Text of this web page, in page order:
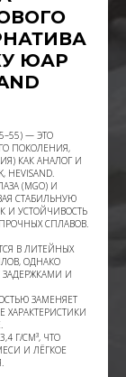
ЮАР
— ЭТО
ПОКОЛЕНИЯ,
КАК АНАЛОГ И
(MGO) И
СТАБИЛЬНУЮ
И УСТОЙЧИВОСТЬ
СПЛАВОВ.
В ЛИТЕЙНЫХ
ОДНАКО
И
ЗАМЕНЯЕТ
ХАРАКТЕРИСТИКИ
Г/СМ³, ЧТО
И ЛЁГКОЕ